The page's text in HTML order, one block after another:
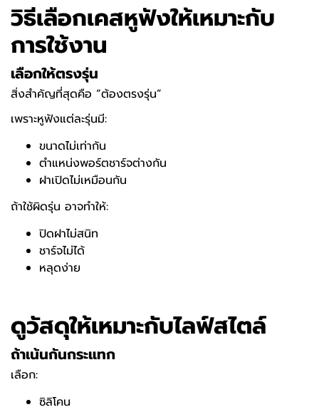
วิธีเลือกเคสหูฟังให้เหมาะกับ
การใช้งาน
เลือกให้ตรงรุ่น
สิ่งสำคัญที่สุดคือ “ต้องตรงรุ่น”
เพราะหูฟังแต่ละรุ่นมี:
ขนาดไม่เท่ากัน
ตำแหน่งพอร์ตชาร์จต่างกัน
ฝาเปิดไม่เหมือนกัน
ถ้าใช้ผิดรุ่น อาจทำให้:
ปิดฝาไม่สนิท
ชาร์จไม่ได้
หลุดง่าย
ดูวัสดุให้เหมาะกับไลฟ์สไตล์
ถ้าเน้นกันกระแทก
เลือก:
ซิลิโคน